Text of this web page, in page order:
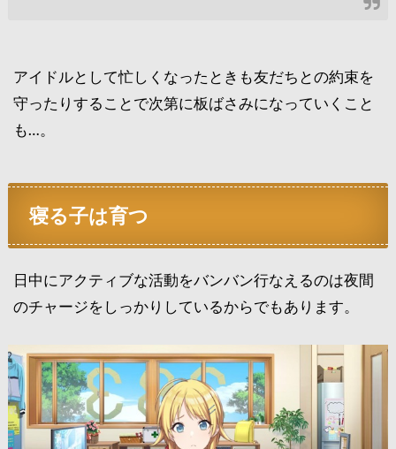
アイドルとして忙しくなったときも友だちとの約束を
守ったりすることで次第に板ばさみになっていくこと
も…。
寝る子は育つ
日中にアクティブな活動をバンバン行なえるのは夜間
のチャージをしっかりしているからでもあります。